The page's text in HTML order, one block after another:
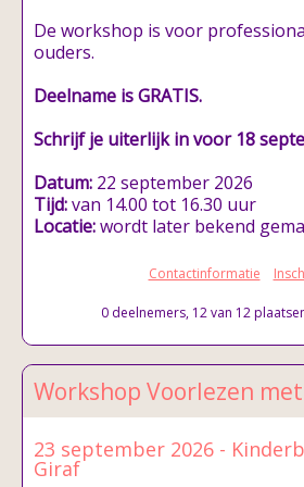
De workshop is voor
ouders.
Deelname is GRATIS.
Schrijf je uiterlijk in voor 18
Datum: 22 september 2026
Tijd:van 14.00 tot 16.30 uur
Locatie:wordt later bekend
Contactinformatie
0 deelnemers, 12 van 12
Workshop Voorlezen
23 september 2026 -
Giraf